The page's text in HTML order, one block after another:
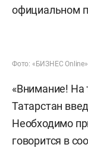
официальном
Фото: «БИЗНЕС Online»
«Внимание! На
Татарстан
Необходимо
говорится в